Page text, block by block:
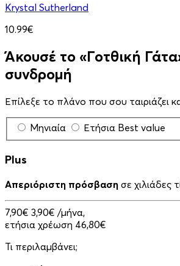
Krystal Sutherland
10.99€
Άκουσέ το «Γοτθική
συνδρομή
Επίλεξε το πλάνο που σου ταιριάζει
Μηνιαία Ετήσια Best value
Plus
Απεριόριστη πρόσβαση σε χιλιάδες
7,90€ 3,90€ /μήνα,
ετήσια χρέωση 46,80€
Τι περιλαμβάνει;